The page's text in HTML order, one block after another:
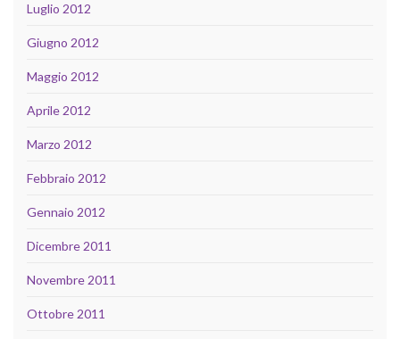
Luglio 2012
Giugno 2012
Maggio 2012
Aprile 2012
Marzo 2012
Febbraio 2012
Gennaio 2012
Dicembre 2011
Novembre 2011
Ottobre 2011